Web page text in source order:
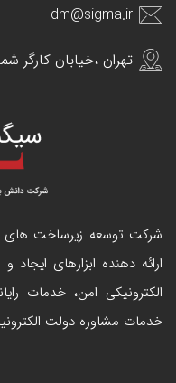
dm@sigma.ir
تهران ،خیابان کارگر
شرکت توسعه زیرساخت های
ارائه دهنده ابزارهای ایجاد و
خدمات مشاوره دولت